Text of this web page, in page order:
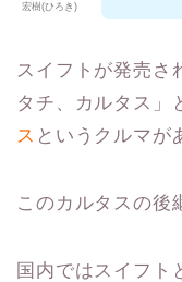
宏樹(ひろき)
スイフトが発売さ
タチ、カルタス」
ス というクルマが
このカルタスの後
国内ではスイフト